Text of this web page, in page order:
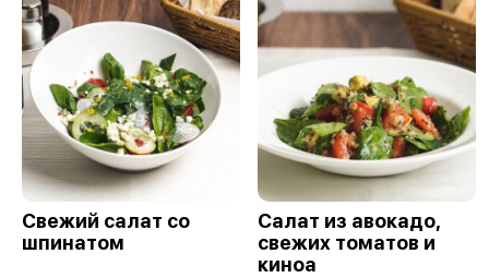
Свежий салат со
шпинатом
Салат из авокадо,
свежих томатов и
киноа